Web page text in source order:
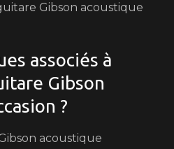
Gibson acoustique
associés à
Gibson
?
acoustique